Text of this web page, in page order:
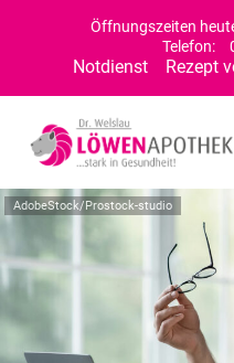
Öffnungszeiten
Telefon:
Notdienst Rezept
AdobeStock/Prostock-studio